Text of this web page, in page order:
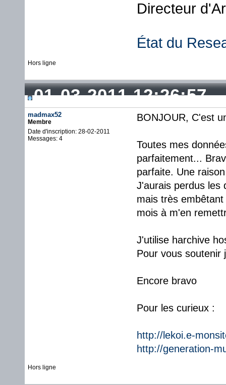
Directeur
État du
Hors ligne
01-03-2011 12:26:57
madmax52
Membre
Date d'inscription: 28-02-2011
Messages: 4
BONJOUR, C'est
Toutes mes
parfaitement...
parfaite. Une
J'aurais perdus les
mais très
mois à m'en
J'utilise harchive
Pour vous soutenir
Encore bravo
Pour les curieux :
http://lekoi.e-
http://generation-
Hors ligne